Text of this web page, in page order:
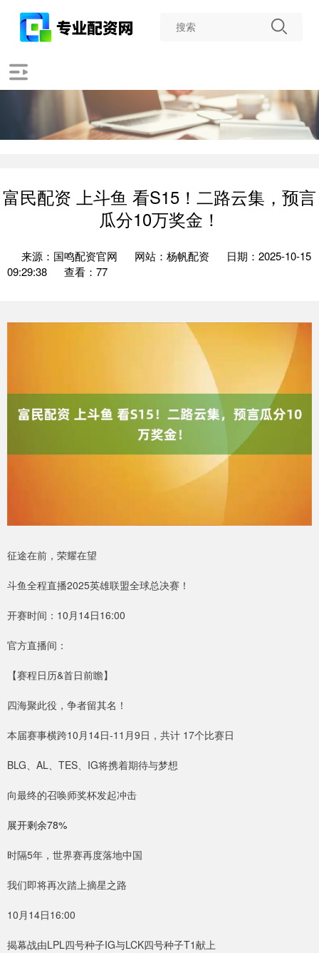
富民配资 上斗鱼 看S15！二路云集，预言
瓜分10万奖金！
来源：国鸣配资官网 网站：杨帆配资
日期：2025-10-15
09:29:38
查看：77
征途在前，荣耀在望
斗鱼全程直播2025英雄联盟全球总决赛！
开赛时间：10月14日16:00
官方直播间：
【赛程日历&首日前瞻】
四海聚此役，争者留其名！
本届赛事横跨10月14日-11月9日，共计 17个比赛日
BLG、AL、TES、IG将携着期待与梦想
向最终的召唤师奖杯发起冲击
展开剩余78%
时隔5年，世界赛再度落地中国
我们即将再次踏上摘星之路
10月14日16:00
揭幕战由LPL四号种子IG与LCK四号种子T1献上